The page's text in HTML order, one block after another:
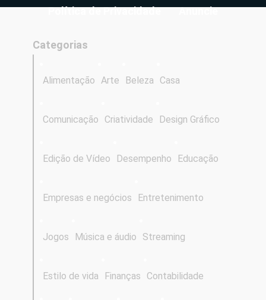
Política de Privacidade Anuncie
Categorias
Alimentação Arte Beleza Casa
Comunicação Criatividade Design Gráfico
Edição de Vídeo Desempenho Educação
Empresas e negócios Entretenimento
Jogos Música e áudio Streaming
Estilo de vida Finanças Contabilidade